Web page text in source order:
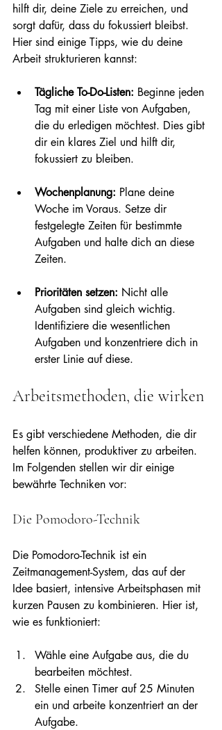
hilft dir, deine Ziele zu erreichen, und
sorgt dafür, dass du fokussiert bleibst.
Hier sind einige Tipps, wie du deine
Arbeit strukturieren kannst:
Tägliche To-Do-Listen: Beginne jeden
Tag mit einer Liste von Aufgaben,
die du erledigen möchtest. Dies gibt
dir ein klares Ziel und hilft dir,
fokussiert zu bleiben.
Wochenplanung: Plane deine
Woche im Voraus. Setze dir
festgelegte Zeiten für bestimmte
Aufgaben und halte dich an diese
Zeiten.
Prioritäten setzen: Nicht alle
Aufgaben sind gleich wichtig.
Identifiziere die wesentlichen
Aufgaben und konzentriere dich in
erster Linie auf diese.
Arbeitsmethoden, die wirken
Es gibt verschiedene Methoden, die dir
helfen können, produktiver zu arbeiten.
Im Folgenden stellen wir dir einige
bewährte Techniken vor:
Die Pomodoro-Technik
Die Pomodoro-Technik ist ein
Zeitmanagement-System, das auf der
Idee basiert, intensive Arbeitsphasen mit
kurzen Pausen zu kombinieren. Hier ist,
wie es funktioniert:
Wähle eine Aufgabe aus, die du
bearbeiten möchtest.
Stelle einen Timer auf 25 Minuten
ein und arbeite konzentriert an der
Aufgabe.